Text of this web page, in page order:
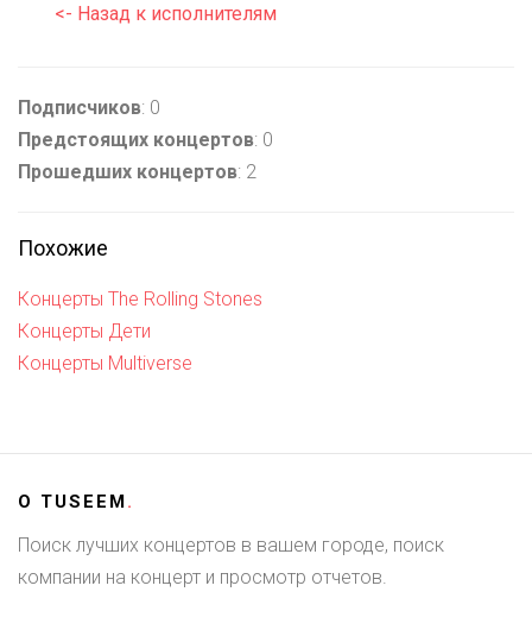
<- Назад к исполнителям
Подписчиков: 0
Предстоящих концертов: 0
Прошедших концертов: 2
Похожие
Концерты The Rolling Stones
Концерты Дети
Концерты Multiverse
О TUSEEM.
Поиск лучших концертов в вашем городе, поиск
компании на концерт и просмотр отчетов.